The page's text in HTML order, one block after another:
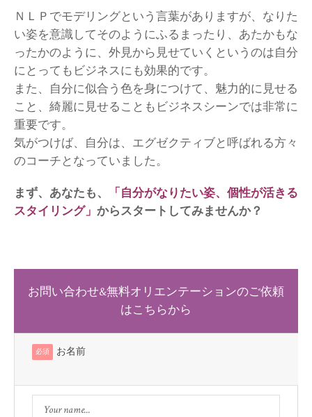
ＮＬＰでモデリングという言葉がありますが、なりた
い姿を意識してそのようにふるまったり、あたかもな
ったかのように、外見から見せていくというのは自分
にとってもビジネスにも効果的です。
また、自分に似合う色を身につけて、魅力的に見せる
こと、綺麗に見せることもビジネスシーンでは非常に
重要です。
気がつけば、自分は、エグゼクティブと呼ばれる方々
のコーチとなっていました。
まず、あなたも、
「自分がなりたい姿、個性が活きる
スタイリング」 からスタートしてみませんか？
お問い合わせ&無料オリエンテーションのご依頼
はこちらから
必須 お名前